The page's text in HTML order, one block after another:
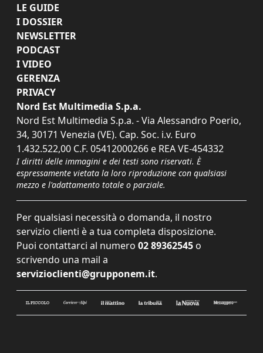
LE GUIDE
I DOSSIER
NEWSLETTER
PODCAST
I VIDEO
GERENZA
PRIVACY
Nord Est Multimedia S.p.a.
Nord Est Multimedia S.p.a. - Via Alessandro Poerio,
34, 30171 Venezia (VE). Cap. Soc. i.v. Euro
1.432.522,00 C.F. 05412000266 e REA VE-454332
I diritti delle immagini e dei testi sono riservati. È
espressamente vietata la loro riproduzione con qualsiasi
mezzo e l'adattamento totale o parziale.
Per qualsiasi necessità o domanda, il nostro
servizio clienti è a tua completa disposizione.
Puoi contattarci al numero 02 89362545 o
scrivendo una mail a
servizioclienti@grupponem.it.